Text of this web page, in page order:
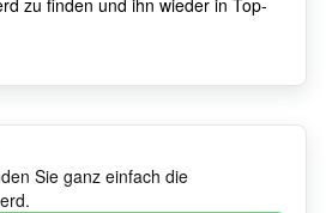
Sie ganz einfach die